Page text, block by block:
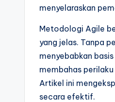
tr
U
menyelaraskan
Metodologi Agile
yang jelas. Tanpa
menyebabkan
membahas
Artikel ini
secara efektif.